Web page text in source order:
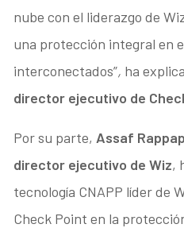
nube con el liderazgo de
una protección integral en
interconectados”, ha
director ejecutivo de
Por su parte, Assaf
director ejecutivo de Wiz,
tecnología CNAPP líder de
Check Point en la